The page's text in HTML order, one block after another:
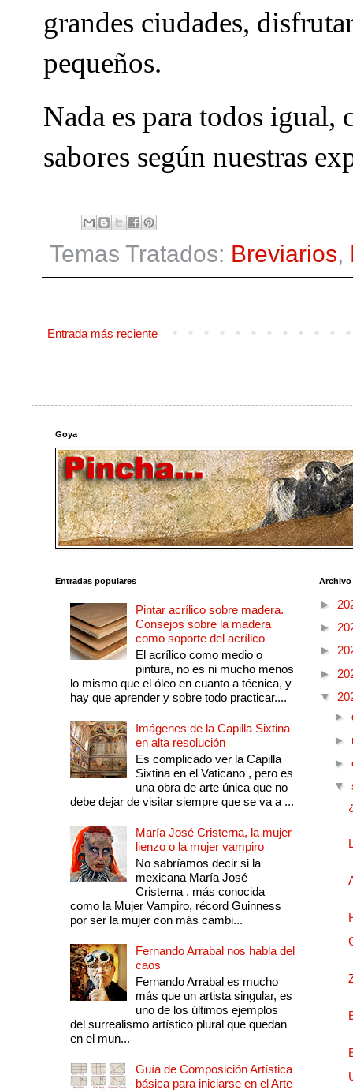
grandes ciudades,
pequeños.
Nada es para todos igual,
sabores según nuestras
Temas Tratados: Breviarios,
Entrada más reciente
Goya
Entradas populares
Pintar acrílico sobre madera.
Consejos sobre la madera
como soporte del acrílico
El acrílico como medio o
pintura, no es ni mucho menos
lo mismo que el óleo en cuanto a técnica, y
hay que aprender y sobre todo practicar....
Imágenes de la Capilla Sixtina
en alta resolución
Es complicado ver la Capilla
Sixtina en el Vaticano , pero es
una obra de arte única que no
debe dejar de visitar siempre que se va a ...
María José Cristerna, la mujer
lienzo o la mujer vampiro
No sabríamos decir si la
mexicana María José
Cristerna , más conocida
como la Mujer Vampiro, récord Guinness
por ser la mujer con más cambi...
Fernando Arrabal nos habla del
caos
Fernando Arrabal es mucho
más que un artista singular, es
uno de los últimos ejemplos
del surrealismo artístico plural que quedan
en el mun...
Guía de Composición Artística
básica para iniciarse en el Arte
►
►
►
►
▼
►
►
►
▼